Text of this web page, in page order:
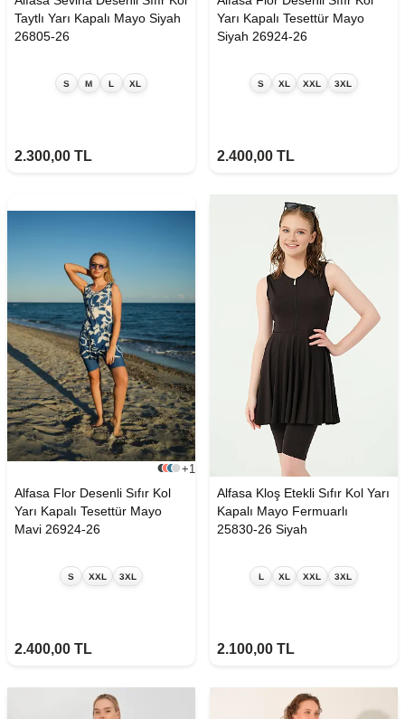
Taytlı Yarı Kapalı Mayo Siyah
26805-26
S M L XL
2.300,00 TL
Yarı Kapalı Tesettür Mayo
Siyah 26924-26
S XL XXL 3XL
2.400,00 TL
+1
Alfasa Flor Desenli Sıfır Kol
Yarı Kapalı Tesettür Mayo
Mavi 26924-26
S XXL 3XL
2.400,00 TL
Alfasa Kloş Etekli Sıfır Kol Yarı
Kapalı Mayo Fermuarlı
25830-26 Siyah
L XL XXL 3XL
2.100,00 TL